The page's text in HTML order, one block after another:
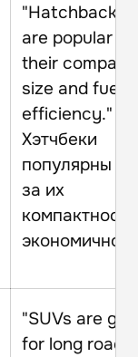
"Hatchbacks
are popular
their compact
size and fuel
efficiency." —
Хэтчбеки
популярны
за их
"SUVs are
for long road